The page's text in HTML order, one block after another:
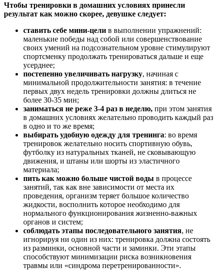
Чтобы тренировки в домашних условиях принесли
результат как можно скорее, девушке следует:
ставить себе мини-цели в выполнении упражнений:
маленькие победы над собой или совершенствование
своих умений на подсознательном уровне стимулируют
спортсменку продолжать тренироваться дальше и еще
усерднее;
постепенно увеличивать нагрузку, начиная с
минимальной продолжительности занятия: в течение
первых двух недель тренировки должны длиться не
более 30-35 мин;
заниматься не реже 3-4 раз в неделю, при этом занятия
в домашних условиях желательно проводить каждый раз
в одно и то же время;
выбирать удобную одежду для тренинга: во время
тренировок желательно носить спортивную обувь,
футболку из натуральных тканей, не сковывающую
движения, и штаны или шорты из эластичного
материала;
пить как можно больше чистой воды в процессе
занятий, так как вне зависимости от места их
проведения, организм теряет большое количество
жидкости, восполнить которое необходимо для
нормального функционирования жизненно-важных
органов и систем;
соблюдать этапы последовательного занятия, не
игнорируя ни один из них: тренировка должна состоять
из разминки, основной части и заминки. Эти этапы
способствуют минимизации риска возникновения
травмы или «синдрома перетренированности».